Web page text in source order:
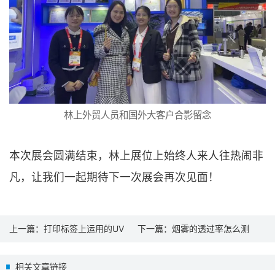
林上外贸人员和国外大客户合影留念
本次展会圆满结束，林上展位上始终人来人往热闹非
凡，让我们一起期待下一次展会再次见面！
上一篇： 打印标签上运用的UV 下一篇： 烟雾的透过率怎么测
相关文章链接